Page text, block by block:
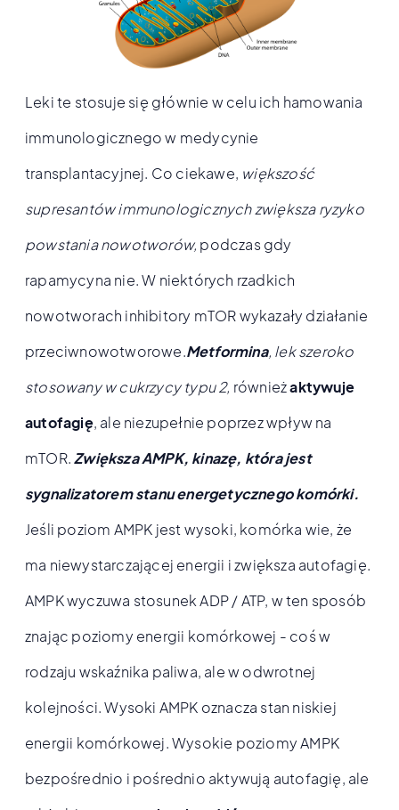
Leki te stosuje się głównie w celu ich hamowania
immunologicznego w medycynie
transplantacyjnej. Co ciekawe, większość
supresantów immunologicznych zwiększa ryzyko
powstania nowotworów, podczas gdy
rapamycyna nie. W niektórych rzadkich
nowotworach inhibitory mTOR wykazały działanie
przeciwnowotworowe.Metformina, lek szeroko
stosowany w cukrzycy typu 2, równieżaktywuje
autofagię, ale niezupełnie poprzez wpływ na
mTOR.Zwiększa AMPK, kinazę, która jest
sygnalizatorem stanu energetycznego komórki.
Jeśli poziom AMPK jest wysoki, komórka wie, że
ma niewystarczającej energii i zwiększa autofagię.
AMPK wyczuwa stosunek ADP / ATP, w ten sposób
znając poziomy energii komórkowej - coś w
rodzaju wskaźnika paliwa, ale w odwrotnej
kolejności. Wysoki AMPK oznacza stan niskiej
energii komórkowej. Wysokie poziomy AMPK
bezpośrednio i pośrednio aktywują autofagię, ale